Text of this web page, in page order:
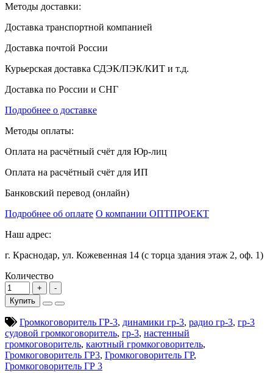
Методы доставки:
Доставка транспортной компанией
Доставка почтой России
Курьерская доставка СДЭК/ПЭК/КИТ и т.д.
Доставка по России и СНГ
Подробнее о доставке
Методы оплаты:
Оплата на расчётный счёт для Юр-лиц
Оплата на расчётный счёт для ИП
Банковский перевод (онлайн)
Подробнее об оплате О компании ОПТПРОЕКТ
Наш адрес:
г. Краснодар, ул. Кожевенная 14 (с торца здания этаж 2, оф. 1)
Количество
Купить
Громкоговоритель ГР-3, динамики гр-3, радио гр-3, гр-3
судовой громкоговоритель, гр-3, настенный
громкоговоритель, каютный громкоговоритель,
Громкоговоритель ГР3, Громкоговоритель ГР,
Громкоговоритель ГР 3